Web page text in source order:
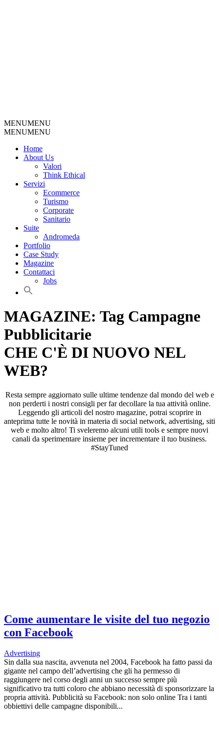
MENUMENU
MENUMENU
Home
About Us
Valori
Think Ethical
Servizi
Ecommerce
Turismo
Corporate
Sanitario
Suite
Andromeda
Portfolio
Case Study
Magazine
Contattaci
Jobs
MAGAZINE: Tag Campagne
Pubblicitarie
CHE C'È DI NUOVO NEL
WEB?
Resta sempre aggiornato sulle ultime tendenze dal mondo del web e
non perderti i nostri consigli per far decollare la tua attività online.
Leggendo gli articoli del nostro magazine, potrai scoprire in
anteprima tutte le novità in materia di social network, advertising, siti
web e molto altro! Ti sveleremo alcuni utili tools e sempre nuovi
canali da sperimentare insieme per incrementare il tuo business.
#StayTuned
Come aumentare le visite del tuo negozio
con Facebook
Advertising
Sin dalla sua nascita, avvenuta nel 2004, Facebook ha fatto passi da
gigante nel campo dell’advertising che gli ha permesso di
raggiungere nel corso degli anni un successo sempre più
significativo tra tutti coloro che abbiano necessità di sponsorizzare la
propria attività. Pubblicità su Facebook: non solo online Tra i tanti
obbiettivi delle campagne disponibili...